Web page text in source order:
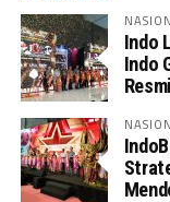
Indo
Indo